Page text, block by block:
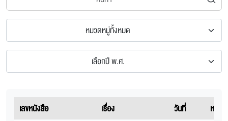
หมวดหมู่ทั้งหมด
เลือกปี พ.ศ.
เลขหนังสือ เรื่อง วันที่
หมว